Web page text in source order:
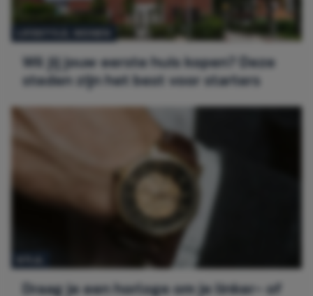
Wil jij jouw eerste huis kopen? Deze
steden zijn het best voor starters
Draag je een horloge om je linker- of